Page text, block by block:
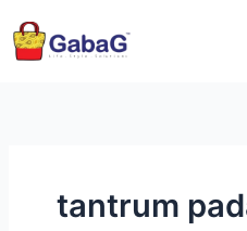
ke
konten
tantrum